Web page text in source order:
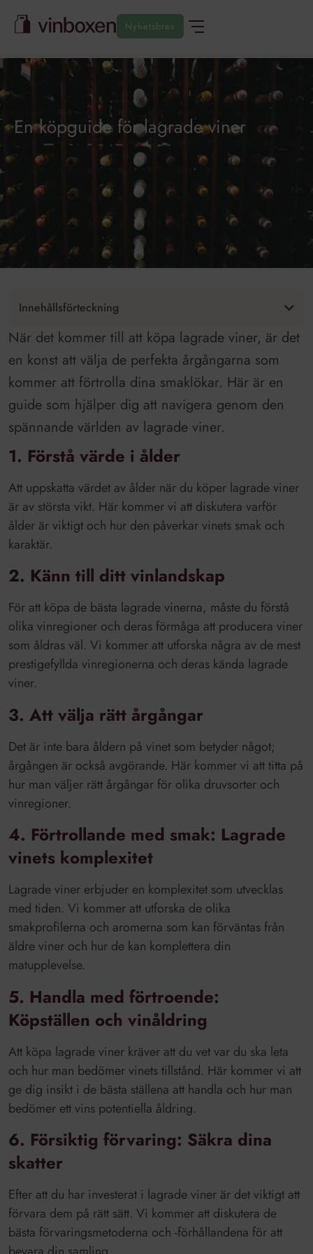
Nyhetsbrev
En köpguide för lagrade viner
Innehållsförteckning
När det kommer till att köpa lagrade viner, är det
en konst att välja de perfekta årgångarna som
kommer att förtrolla dina smaklökar. Här är en
guide som hjälper dig att navigera genom den
spännande världen av lagrade viner.
1. Förstå värde i ålder
Att uppskatta värdet av ålder när du köper lagrade viner
är av största vikt. Här kommer vi att diskutera varför
ålder är viktigt och hur den påverkar vinets smak och
karaktär.
2. Känn till ditt vinlandskap
För att köpa de bästa lagrade vinerna, måste du förstå
olika vinregioner och deras förmåga att producera viner
som åldras väl. Vi kommer att utforska några av de mest
prestigefyllda vinregionerna och deras kända lagrade
viner.
3. Att välja rätt årgångar
Det är inte bara åldern på vinet som betyder något;
årgången är också avgörande. Här kommer vi att titta på
hur man väljer rätt årgångar för olika druvsorter och
vinregioner.
4. Förtrollande med smak: Lagrade
vinets komplexitet
Lagrade viner erbjuder en komplexitet som utvecklas
med tiden. Vi kommer att utforska de olika
smakprofilerna och aromerna som kan förväntas från
äldre viner och hur de kan komplettera din
matupplevelse.
5. Handla med förtroende:
Köpställen och vinåldring
Att köpa lagrade viner kräver att du vet var du ska leta
och hur man bedömer vinets tillstånd. Här kommer vi att
ge dig insikt i de bästa ställena att handla och hur man
bedömer ett vins potentiella åldring.
6. Försiktig förvaring: Säkra dina
skatter
Efter att du har investerat i lagrade viner är det viktigt att
förvara dem på rätt sätt. Vi kommer att diskutera de
bästa förvaringsmetoderna och -förhållandena för att